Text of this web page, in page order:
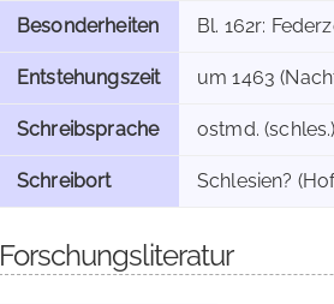
Besonderheiten Bl. 162r:
Entstehungszeit um 1463
Schreibsprache ostmd.
Schreibort Schlesien?
Forschungsliteratur